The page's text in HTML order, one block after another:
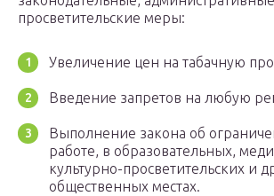
просветительские меры:
Увеличение цен на табачную
Введение запретов на любую
Выполнение закона об
работе, в образовательных,
культурно-просветительских и
общественных местах.